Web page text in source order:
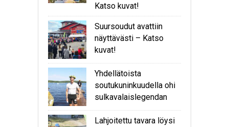
Katso kuvat!
Suursoudut avattiin
näyttävästi – Katso
kuvat!
Yhdellätoista
soutukuninkuudella ohi
sulkavalaislegendan
Lahjoitettu tavara löysi